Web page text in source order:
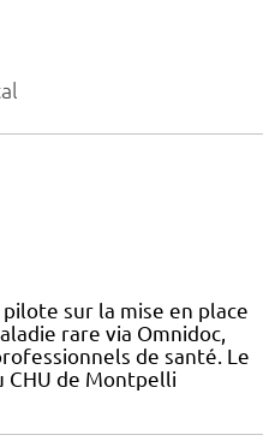
sur la mise en place
rare via Omnidoc,
de santé. Le
CHU de Montpelli